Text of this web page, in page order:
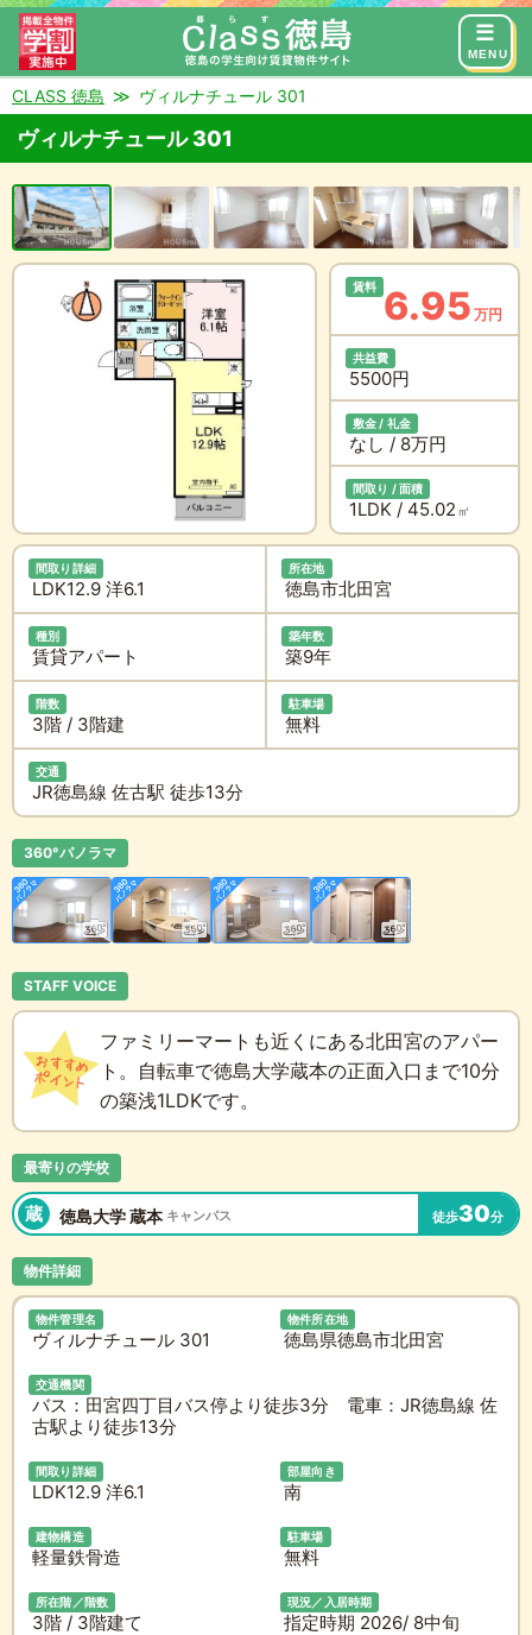
MENU
来店予約 お問い合わせ
CLASS 徳島 ヴィルナチュール 301
ヴィルナチュール 301
賃料 6.95 万円
共益費
5500円
敷金 / 礼金
なし / 8万円
間取り / 面積
1LDK / 45.02 ㎡
間取り詳細
LDK12.9 洋6.1
所在地
徳島市北田宮
種別
賃貸アパート
築年数
築9年
階数
3階 / 3階建
駐車場
無料
交通
JR徳島線 佐古駅 徒歩13分
360°パノラマ
STAFF VOICE
ファミリーマートも近くにある北田宮のアパー
ト。自転車で徳島大学蔵本の正面入口まで10分
の築浅1LDKです。
最寄りの学校
蔵 徳島大学 蔵本 キャンパス 徒歩30分
物件詳細
物件管理名
ヴィルナチュール 301
物件所在地
徳島県徳島市北田宮
交通機関
バス：田宮四丁目バス停より徒歩3分 電車：JR徳島線 佐
古駅より徒歩13分
間取り詳細
LDK12.9 洋6.1
部屋向き
南
建物構造
軽量鉄骨造
駐車場
無料
所在階／階数
3階 / 3階建て
現況／入居時期
指定時期 2026/ 8中旬